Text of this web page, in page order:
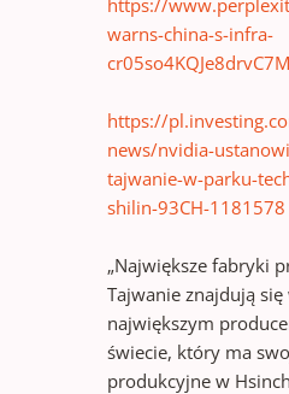
warns-china-s-infra-
https://
news/nvidia-
tajwanie-w-parku-
shilin-93CH-1181578
„Największe fabryki
Tajwanie znajdują się
największym
świecie, który ma
produkcyjne w